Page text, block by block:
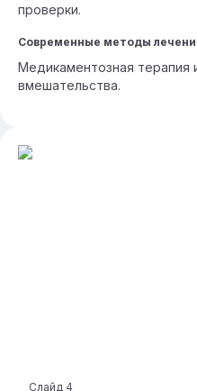
проверки.
Современные методы
Медикаментозная терапия
вмешательства.
Слайд 4